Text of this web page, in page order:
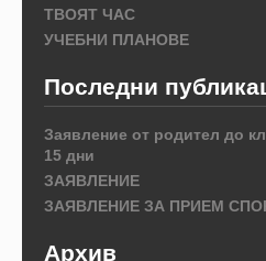
ТВОЯТ ЧАС
УЧЕБНИ ПЛАНОВЕ
Последни
Заявление от родител до
15 дни
ЗАЯВЛЕНИЕ
ЗАЯВЛЕНИЕ ЗА ПРИЕМ
Архив